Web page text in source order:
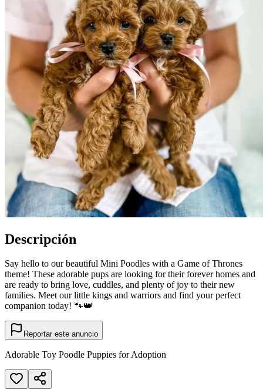
Descripción
Say hello to our beautiful Mini Poodles with a Game of Thrones
theme! These adorable pups are looking for their forever homes and
are ready to bring love, cuddles, and plenty of joy to their new
families. Meet our little kings and warriors and find your perfect
companion today! 🐾👑
Reportar este anuncio
Adorable Toy Poodle Puppies for Adoption